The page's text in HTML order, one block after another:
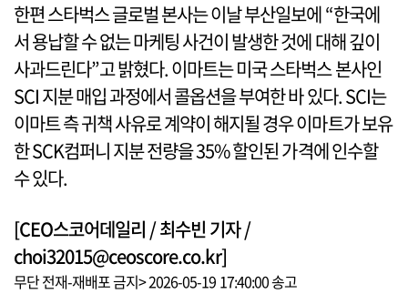
한편 스타벅스 글로벌 본사는 이날 부산일보에 “한국에
서 용납할 수 없는 마케팅 사건이 발생한 것에 대해 깊이
사과드린다”고 밝혔다. 이마트는 미국 스타벅스 본사인
SCI 지분 매입 과정에서 콜옵션을 부여한 바 있다. SCI는
이마트 측 귀책 사유로 계약이 해지될 경우 이마트가 보유
한 SCK컴퍼니 지분 전량을 35% 할인된 가격에 인수할
수 있다.
[CEO스코어데일리 / 최수빈 기자 /
choi32015@ceoscore.co.kr]
무단 전재-재배포 금지> 2026-05-19 17:40:00 송고